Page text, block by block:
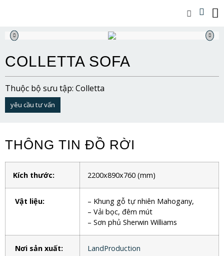
COLLETTA SOFA
Thuộc bộ sưu tập: Colletta
yêu cầu tư vấn
THÔNG TIN ĐỒ RỜI
Kích thước: 2200x890x760 (mm)
Vật liệu:
– Khung gỗ tự nhiên Mahogany,
– Vải bọc, đêm mút
– Sơn phủ Sherwin Williams
Nơi sản xuất: LandProduction